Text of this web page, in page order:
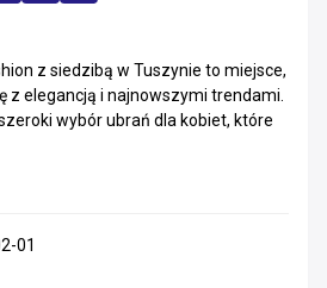
z siedzibą w Tuszynie to miejsce,
z elegancją i najnowszymi trendami.
wybór ubrań dla kobiet, które
01